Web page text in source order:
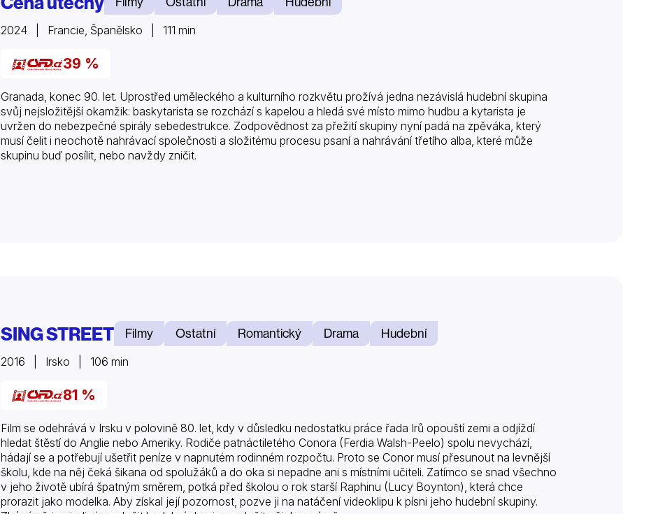
2024 | Francie, Španělsko | 111 min
39 %
Granada, konec 90. let. Uprostřed uměleckého a kulturního rozkvětu prožívá jedna nezávislá hudební skupina
svůj nejsložitější okamžik: baskytarista se rozchází s kapelou a hledá své místo mimo hudbu a kytarista je
uvržen do nebezpečné spirály sebedestrukce. Zodpovědnost za přežití skupiny nyní padá na zpěváka, který
musí čelit i neochotě nahrávací společnosti a složitému procesu psaní a nahrávání třetího alba, které může
skupinu buď posílit, nebo navždy zničit.
SING STREET Filmy Ostatní Romantický Drama Hudební
2016 | Irsko | 106 min
81 %
Film se odehrává v Irsku v polovině 80. let, kdy v důsledku nedostatku práce řada Irů opouští zemi a odjíždí
hledat štěstí do Anglie nebo Ameriky. Rodiče patnáctiletého Conora (Ferdia Walsh-Peelo) spolu nevychází,
hádají se a potřebují ušetřit peníze v napnutém rodinném rozpočtu. Proto se Conor musí přesunout na levnější
školu, kde na něj čeká šikana od spolužáků a do oka si nepadne ani s místními učiteli. Zatímco se snad všechno
v jeho životě ubírá špatným směrem, potká před školou o rok starší Raphinu (Lucy Boynton), která chce
prorazit jako modelka. Aby získal její pozornost, pozve ji na natáčení videoklipu k písni jeho hudební skupiny.